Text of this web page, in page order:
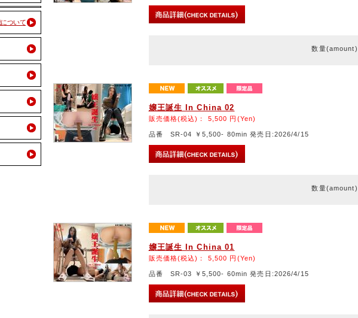
ついて
数量
嬢王誕生 In China 02
販売価格(税込)： 5,500 円(Yen)
品番 SR-04 ￥5,500- 80min 発売日:2026/4/15
数量
嬢王誕生 In China 01
販売価格(税込)： 5,500 円(Yen)
品番 SR-03 ￥5,500- 60min 発売日:2026/4/15